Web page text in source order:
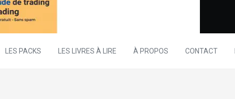
LES PACKS LES LIVRES À LIRE À PROPOS CONTACT